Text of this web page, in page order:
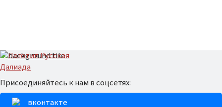
Присоединяйтесь к нам в соцсетях:
вконтакте